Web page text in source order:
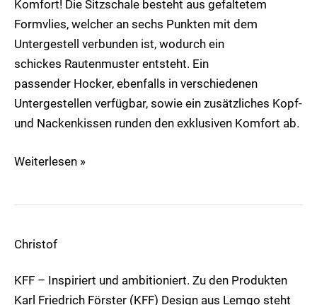
Komfort! Die Sitzschale besteht aus gefaltetem
Formvlies, welcher an sechs Punkten mit dem
Untergestell verbunden ist, wodurch ein
schickes Rautenmuster entsteht. Ein
passender Hocker, ebenfalls in verschiedenen
Untergestellen verfügbar, sowie ein zusätzliches Kopf-
und Nackenkissen runden den exklusiven Komfort ab.
Weiterlesen »
Christof
KFF – Inspiriert und ambitioniert. Zu den Produkten
Karl Friedrich Förster (KFF) Design aus Lemgo steht
Markenseite